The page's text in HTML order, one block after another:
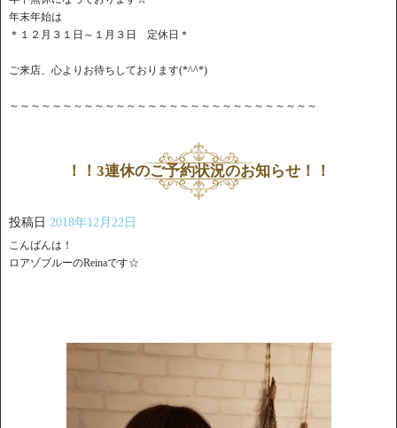
年末年始は
＊１２月３１日～１月３日 定休日＊
ご来店、心よりお待ちしております(*^^*)
～～～～～～～～～～～～～～～～～～～～～～～～～～～～～
！！3連休のご予約状況のお知らせ！！
投稿日 2018年12月22日
こんばんは！
ロアゾブルーのReinaです☆